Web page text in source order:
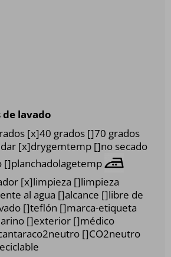
lavado
[x]40 grados []70 grados
[x]drygemtemp []no secado
[]planchadolagetemp
[x]limpieza []limpieza
al agua []alcance []libre de
[]teflón []marca-etiqueta
[]exterior []médico
[]CO2neutro